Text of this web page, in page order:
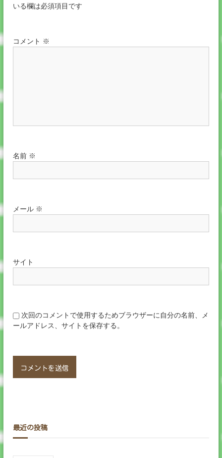
いる欄は必須項目です
コメント ※
名前 ※
メール ※
サイト
次回のコメントで使用するためブラウザーに自分の名前、メ
ールアドレス、サイトを保存する。
最近の投稿